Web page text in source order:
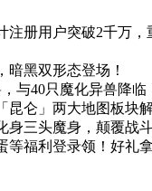
注册用户突破2千万
暗黑双形态登场！
与40只魔化异兽降临
昆仑」两大地图板块解
身三头魔身，颠覆战
等福利登录领！好礼